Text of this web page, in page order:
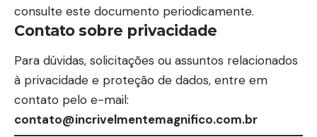
consulte este documento periodicamente.
Contato sobre privacidade
Para dúvidas, solicitações ou assuntos relacionados
à privacidade e proteção de dados, entre em
contato pelo e-mail:
contato@incrivelmentemagnifico.com.br